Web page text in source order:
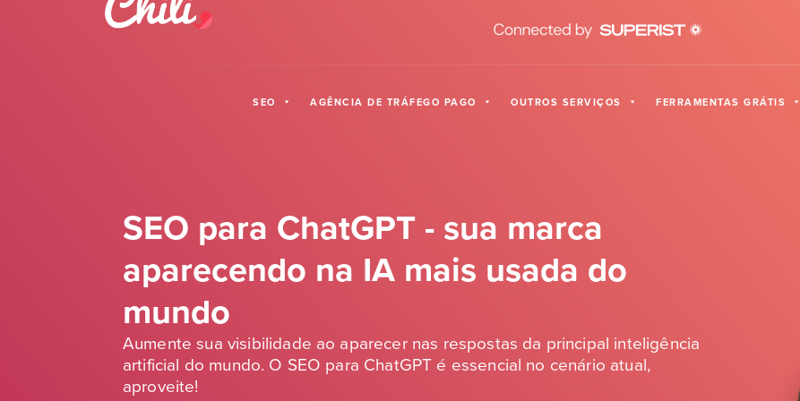
SEO AGÊNCIA DE TRÁFEGO PAGO OUTROS SERVIÇOS FERRAMENTAS GRÁTIS
SEO para ChatGPT - sua marca
aparecendo na IA mais usada do
mundo
Aumente sua visibilidade ao aparecer nas respostas da principal inteligência
artificial do mundo. O SEO para ChatGPT é essencial no cenário atual,
aproveite!